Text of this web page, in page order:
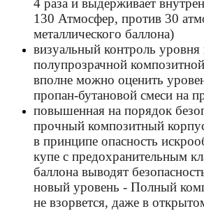
4 раза и выдерживает
130 Атмосфер, против 30
металлического баллона)
визуальный контроль уровня
полупрозрачной
вполне можно оценить
пропан-бутановой смеси на
повышенная на порядок
прочный композитный
в принципе опасность
купе с предохранительным
баллона выводят
новый уровень - Полный
не взорвется, даже в